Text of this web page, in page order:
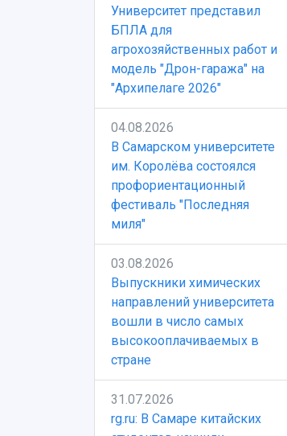
Университет представил
БПЛА для
агрохозяйственных работ и
модель "Дрон-гаража" на
"Архипелаге 2026"
04.08.2026
В Самарском университете
им. Королёва состоялся
профориентационный
фестиваль "Последняя
миля"
03.08.2026
Выпускники химических
направлений университета
вошли в число самых
высокооплачиваемых в
стране
31.07.2026
rg.ru: В Самаре китайских